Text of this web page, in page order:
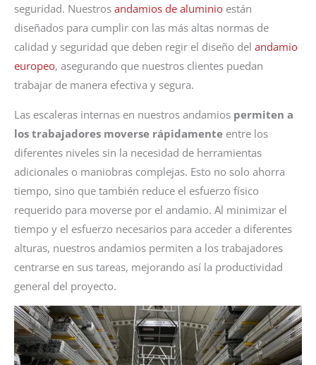
seguridad. Nuestros andamios de aluminio están
diseñados para cumplir con las más altas normas de
calidad y seguridad que deben regir el diseño del andamio
europeo, asegurando que nuestros clientes puedan
trabajar de manera efectiva y segura.
Las escaleras internas en nuestros andamios permiten a
los trabajadores moverse rápidamente entre los
diferentes niveles sin la necesidad de herramientas
adicionales o maniobras complejas. Esto no solo ahorra
tiempo, sino que también reduce el esfuerzo físico
requerido para moverse por el andamio. Al minimizar el
tiempo y el esfuerzo necesarios para acceder a diferentes
alturas, nuestros andamios permiten a los trabajadores
centrarse en sus tareas, mejorando así la productividad
general del proyecto.